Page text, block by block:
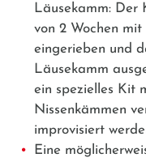
Läusekamm: Der
von 2 Wochen
eingerieben und
Läusekamm
ein spezielles Kit
Nissenkämmen
improvisiert
Eine